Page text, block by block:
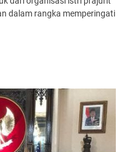
dalam rangka memperingati